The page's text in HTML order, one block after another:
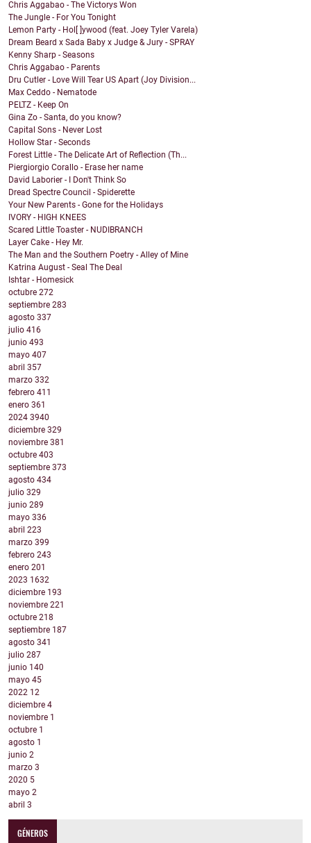
Chris Aggabao - The Victorys Won
The Jungle - For You Tonight
Lemon Party - Hol[ ]ywood (feat. Joey Tyler Varela)
Dream Beard x Sada Baby x Judge & Jury - SPRAY
Kenny Sharp - Seasons
Chris Aggabao - Parents
Dru Cutler - Love Will Tear US Apart (Joy Division...
Max Ceddo - Nematode
PELTZ - Keep On
Gina Zo - Santa, do you know?
Capital Sons - Never Lost
Hollow Star - Seconds
Forest Little - The Delicate Art of Reflection (Th...
Piergiorgio Corallo - Erase her name
David Laborier - I Don't Think So
Dread Spectre Council - Spiderette
Your New Parents - Gone for the Holidays
IVORY - HIGH KNEES
Scared Little Toaster - NUDIBRANCH
Layer Cake - Hey Mr.
The Man and the Southern Poetry - Alley of Mine
Katrina August - Seal The Deal
Ishtar - Homesick
octubre 272
septiembre 283
agosto 337
julio 416
junio 493
mayo 407
abril 357
marzo 332
febrero 411
enero 361
2024 3940
diciembre 329
noviembre 381
octubre 403
septiembre 373
agosto 434
julio 329
junio 289
mayo 336
abril 223
marzo 399
febrero 243
enero 201
2023 1632
diciembre 193
noviembre 221
octubre 218
septiembre 187
agosto 341
julio 287
junio 140
mayo 45
2022 12
diciembre 4
noviembre 1
octubre 1
agosto 1
junio 2
marzo 3
2020 5
mayo 2
abril 3
GÉNEROS